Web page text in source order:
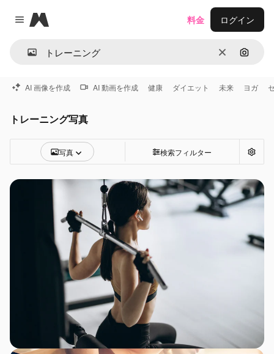
Close menu
Magnific
消去 画像で
料金 ログイン
AI 画像を作成 AI 動画を作成 健康 ダイエット 未来 ヨガ
トレーニング写真
写真 検索フィルター